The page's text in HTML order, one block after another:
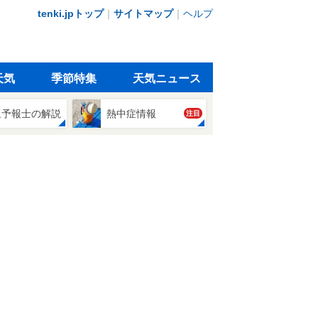
tenki.jpトップ｜ サイトマップ｜ ヘルプ
気 季節特集 天気ニュース
報士の解説 熱中症情報 注目